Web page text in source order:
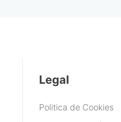
Legal
Politica de Cookies